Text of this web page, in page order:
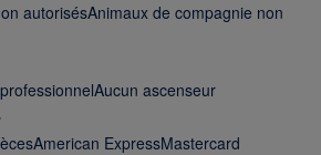
autorisésAnimaux de compagnie non
ascenseur
ExpressMastercard